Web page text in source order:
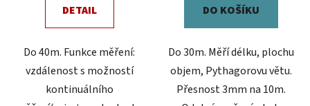
DETAIL
Do 40m. Funkce měření:
vzdálenost s možností
kontinuálního
DO KOŠÍKU
Do 30m. Měří délku, plochu
objem, Pythagorovu větu.
Přesnost 3mm na 10m.